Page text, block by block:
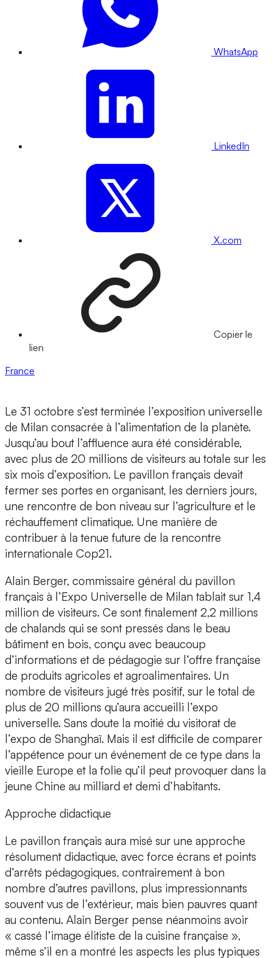
WhatsApp
LinkedIn
X.com
Copier le
lien
France
Le 31 octobre s’est terminée l’exposition universelle
de Milan consacrée à l’alimentation de la planète.
Jusqu’au bout l’affluence aura été considérable,
avec plus de 20 millions de visiteurs au totale sur les
six mois d’exposition. Le pavillon français devait
fermer ses portes en organisant, les derniers jours,
une rencontre de bon niveau sur l’agriculture et le
réchauffement climatique. Une manière de
contribuer à la tenue future de la rencontre
internationale Cop21.
Alain Berger, commissaire général du pavillon
français à l’Expo Universelle de Milan tablait sur 1,4
million de visiteurs. Ce sont finalement 2,2 millions
de chalands qui se sont pressés dans le beau
bâtiment en bois, conçu avec beaucoup
d’informations et de pédagogie sur l’offre française
de produits agricoles et agroalimentaires. Un
nombre de visiteurs jugé très positif, sur le total de
plus de 20 millions qu’aura accueilli l’expo
universelle. Sans doute la moitié du visitorat de
l’expo de Shanghaï. Mais il est difficile de comparer
l’appétence pour un événement de ce type dans la
vieille Europe et la folie qu’il peut provoquer dans la
jeune Chine au milliard et demi d’habitants.
Approche didactique
Le pavillon français aura misé sur une approche
résolument didactique, avec force écrans et points
d’arrêts pédagogiques, contrairement à bon
nombre d’autres pavillons, plus impressionnants
souvent vus de l’extérieur, mais bien pauvres quant
au contenu. Alain Berger pense néanmoins avoir
« cassé l’image élitiste de la cuisine française »,
même s’il en a montré les aspects les plus typiques